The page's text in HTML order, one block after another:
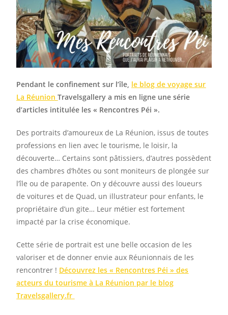
Pendant le confinement sur l’île, le blog de voyage sur
La Réunion Travelsgallery a mis en ligne une série
d’articles intitulée les « Rencontres Péi ».
Des portraits d’amoureux de La Réunion, issus de toutes
professions en lien avec le tourisme, le loisir, la
découverte… Certains sont pâtissiers, d’autres possèdent
des chambres d’hôtes ou sont moniteurs de plongée sur
l’île ou de parapente. On y découvre aussi des loueurs
de voitures et de Quad, un illustrateur pour enfants, le
propriétaire d’un gite… Leur métier est fortement
impacté par la crise économique.
Cette série de portrait est une belle occasion de les
valoriser et de donner envie aux Réunionnais de les
rencontrer ! Découvrez les « Rencontres Péi » des
acteurs du tourisme à La Réunion par le blog
Travelsgallery.fr